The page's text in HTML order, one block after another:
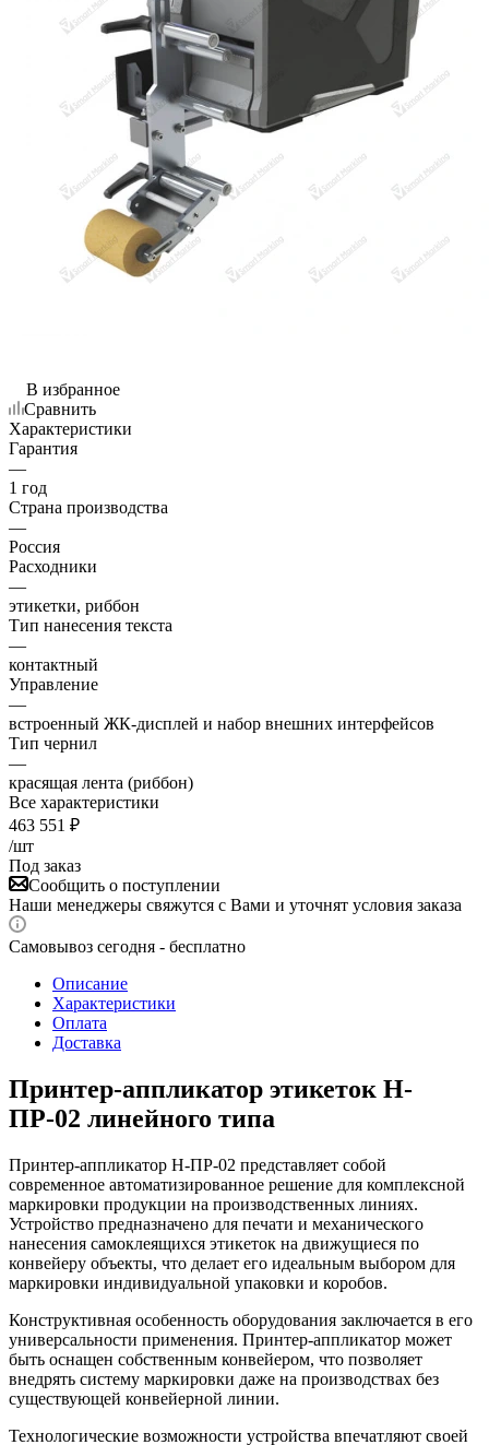
В избранное
Сравнить
Характеристики
Гарантия
—
1 год
Страна производства
—
Россия
Расходники
—
этикетки, риббон
Тип нанесения текста
—
контактный
Управление
—
встроенный ЖК‑дисплей и набор внешних интерфейсов
Тип чернил
—
красящая лента (риббон)
Все характеристики
463 551 ₽
/шт
Под заказ
Сообщить о поступлении
Наши менеджеры свяжутся с Вами и уточнят условия заказа
Самовывоз сегодня - бесплатно
Описание
Характеристики
Оплата
Доставка
Принтер-аппликатор этикеток H-
ПР-02 линейного типа
Принтер-аппликатор H-ПР-02 представляет собой
современное автоматизированное решение для комплексной
маркировки продукции на производственных линиях.
Устройство предназначено для печати и механического
нанесения самоклеящихся этикеток на движущиеся по
конвейеру объекты, что делает его идеальным выбором для
маркировки индивидуальной упаковки и коробов.
Конструктивная особенность оборудования заключается в его
универсальности применения. Принтер-аппликатор может
быть оснащен собственным конвейером, что позволяет
внедрять систему маркировки даже на производствах без
существующей конвейерной линии.
Технологические возможности устройства впечатляют своей